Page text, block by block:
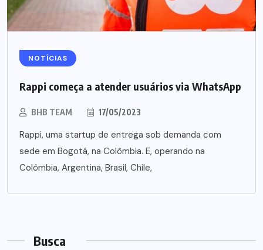
NOTÍCIAS
Rappi começa a atender usuários via WhatsApp
BHB TEAM 17/05/2023
Rappi, uma startup de entrega sob demanda com
sede em Bogotá, na Colômbia. E, operando na
Colômbia, Argentina, Brasil, Chile,
Busca